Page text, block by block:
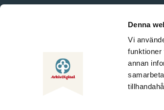
Denna
Vi
funktioner
annan